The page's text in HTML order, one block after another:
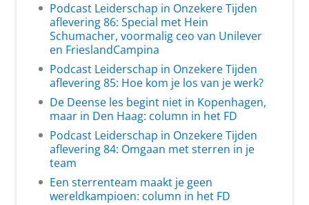
Podcast Leiderschap in Onzekere Tijden
aflevering 86: Special met Hein
Schumacher, voormalig ceo van Unilever
en FrieslandCampina
Podcast Leiderschap in Onzekere Tijden
aflevering 85: Hoe kom je los van je werk?
De Deense les begint niet in Kopenhagen,
maar in Den Haag: column in het FD
Podcast Leiderschap in Onzekere Tijden
aflevering 84: Omgaan met sterren in je
team
Een sterrenteam maakt je geen
wereldkampioen: column in het FD